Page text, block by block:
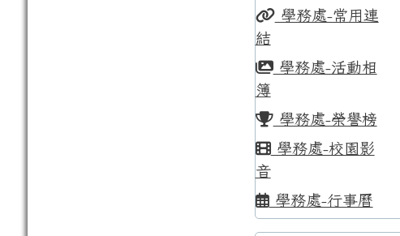
學務處-常用連
結
學務處-活動相
簿
學務處-榮譽榜
學務處-校園影
音
學務處-行事曆